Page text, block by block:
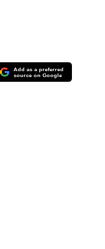
Add as a preferred
source on Google